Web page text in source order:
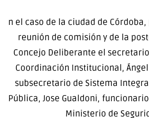
n el caso de la ciudad de
reunión de comisión y de la
Concejo Deliberante el
Coordinación Institucional,
subsecretario de Sistema
Pública, Jose Gualdoni,
Ministerio de